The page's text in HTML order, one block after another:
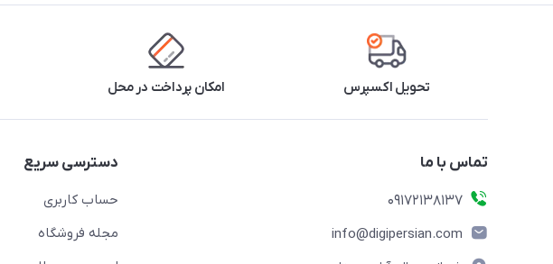
تحویل اکسپرس امکان پرداخت در محل
تماس با ما
09172138137
info@digipersian.com
دسترسی سریع
حساب کاربری
مجله فروشگاه